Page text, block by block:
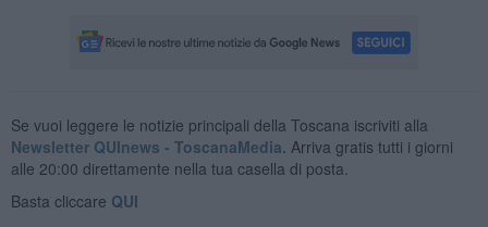
Se vuoi leggere le notizie principali della Toscana iscriviti alla
Newsletter QUInews - ToscanaMedia. Arriva gratis tutti i giorni
alle 20:00 direttamente nella tua casella di posta.
Basta cliccare QUI